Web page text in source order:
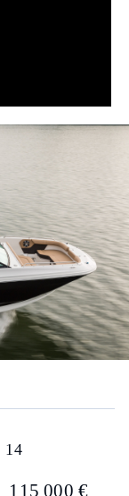
14
115 000 €